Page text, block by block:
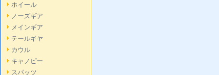
ホイール
ノーズギア
メインギア
テールギヤ
カウル
キャノピー
スパッツ